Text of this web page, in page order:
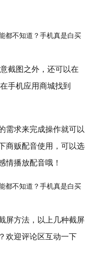
截图之外，还可以在
手机应用商城找到
需求来完成操作就可以
商贩配音使用，可以选
情播放配音哦！
屏方法，以上几种截屏
欢迎评论区互动一下